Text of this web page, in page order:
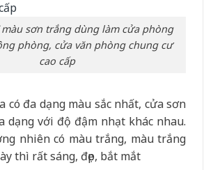
màu sơn trắng dùng làm cửa phòng
phòng, cửa văn phòng chung cư
cao cấp
có đa dạng màu sắc nhất, cửa sơn
dạng với độ đậm nhạt khác nhau.
nhiên có màu trắng, màu trắng
thì rất sáng, đẹp, bắt mắt